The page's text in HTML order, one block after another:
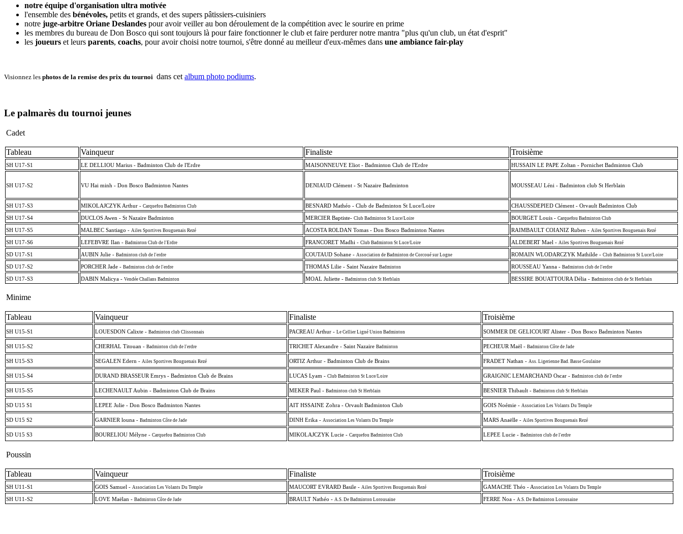
notre équipe d'organisation ultra motivée
l'ensemble des bénévoles, petits et grands, et des supers pâtissiers-cuisiniers
notre juge-arbitre Oriane Deslandes pour avoir veiller au bon déroulement de la compétition avec le sourire en prime
les membres du bureau de Don Bosco qui sont toujours là pour faire fonctionner le club et faire perdurer notre mantra "plus qu'un club, un état d'esprit"
les joueurs et leurs parents, coachs, pour avoir choisi notre tournoi, s'être donné au meilleur d'eux-mêmes dans une ambiance fair-play
Visionnez les photos de la remise des prix du tournoi dans cet album photo podiums.
Le palmarès du tournoi jeunes
Cadet
Tableau Vainqueur Finaliste Troisième
SH U17-S1 LE DELLIOU Marius - Badminton Club de l'Erdre MAISONNEUVE Eliot - Badminton Club de l'Erdre HUSSAIN LE PAPE Zoltan - Pornichet Badminton Club
SH U17-S2 VU Hai minh - Don Bosco Badminton Nantes DENIAUD Clément - St Nazaire Badminton MOUSSEAU Léni - Badminton club St Herblain
SH U17-S3 MIKOLAJCZYK Arthur - Carquefou Badminton Club BESNARD Mathéo - Club de Badminton St Luce/Loire CHAUSSDEPIED Clément - Orvault Badminton Club
SH U17-S4 DUCLOS Awen - St Nazaire Badminton MERCIER Baptiste- Club Badminton St Luce/Loire BOURGET Louis - Carquefou Badminton Club
SH U17-S5 MALBEC Santiago - Ailes Sportives Bouguenais Rezé ACOSTA ROLDAN Tomas - Don Bosco Badminton Nantes RAIMBAULT COIANIZ Ruben - Ailes Sportives Bouguenais Rezé
SH U17-S6 LEFEBVRE Ilan - Badminton Club de l'Erdre FRANCORET Madhi - Club Badminton St Luce/Loire ALDEBERT Mael - Ailes Sportives Bouguenais Rezé
SD U17-S1 AUBIN Julie - Badminton club de l'erdre COUTAUD Sohane - Association de Badminton de Corcoué sur Logne ROMAIN WLODARCZYK Mathilde - Club Badminton St Luce/Loire
SD U17-S2 PORCHER Jade - Badminton club de l'erdre THOMAS Lilie - Saint Nazaire Badminton ROUSSEAU Yanna - Badminton club de l'erdre
SD U17-S3 DABIN Malicya - Vendée Challans Badminton MOAL Juliette - Badminton club St Herblain BESSIRE BOUATTOURA Délia - Badminton club de St Herblain
Minime
Tableau Vainqueur Finaliste Troisième
SH U15-S1 LOUESDON Calixte - Badminton club Clissonnais PACREAU Arthur - Le Cellier Ligné Union Badminton SOMMER DE GELICOURT Alister - Don Bosco Badminton Nantes
SH U15-S2 CHERHAL Titouan - Badminton club de l'erdre TRICHET Alexandre - Saint Nazaire Badminton PECHEUR Maël - Badminton Côte de Jade
SH U15-S3 SEGALEN Edern - Ailes Sportives Bouguenais Rezé ORTIZ Arthur - Badminton Club de Brains FRADET Nathan - Ass. Ligerienne Bad. Basse Goulaine
SH U15-S4 DURAND BRASSEUR Emrys - Badminton Club de Brains LUCAS Lyam - Club Badminton St Luce/Loire GRAIGNIC LEMARCHAND Oscar - Badminton club de l'erdre
SH U15-S5 LECHENAULT Aubin - Badminton Club de Brains MEKER Paul - Badminton club St Herblain BESNIER Thibault - Badminton club St Herblain
SD U15 S1 LEPEE Julie - Don Bosco Badminton Nantes AIT HSSAINE Zohra - Orvault Badminton Club GOIS Noémie - Association Les Volants Du Temple
SD U15 S2 GARNIER louna - Badminton Côte de Jade DINH Erika - Association Les Volants Du Temple MARS Anaëlle - Ailes Sportives Bouguenais Rezé
SD U15 S3 BOURELIOU Mélyne - Carquefou Badminton Club MIKOLAJCZYK Lucie - Carquefou Badminton Club LEPEE Lucie - Badminton club de l'erdre
Poussin
Tableau Vainqueur Finaliste Troisième
SH U11-S1 GOIS Samuel - Association Les Volants Du Temple MAUCORT EVRARD Basile - Ailes Sportives Bouguenais Rezé GAMACHE Théo - Association Les Volants Du Temple
SH U11-S2 LOVE Maëlan - Badminton Côte de Jade BRAULT Nathéo - A.S. De Badminton Lorousaine FERRE Noa - A.S. De Badminton Lorousaine